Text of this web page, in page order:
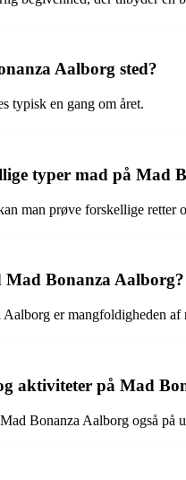
Aalborg sted?
typisk en gang om året.
typer mad på Mad
man prøve forskellige retter
Bonanza Aalborg?
er mangfoldigheden
aktiviteter på Mad
Bonanza Aalborg også